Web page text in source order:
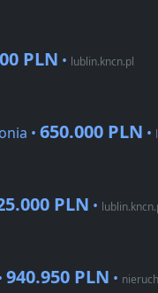
PLN • lublin.kncn.pl
• 650.000 PLN •
PLN •
940.950 PLN •